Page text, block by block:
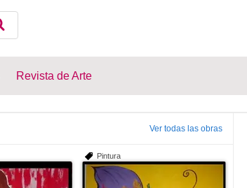
Revista de Arte
Ver todas las obras
Pintura